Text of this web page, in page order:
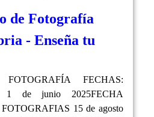
de Fotografía
- Enseña tu
FECHAS:
1 de junio 2025FECHA
15 de agosto